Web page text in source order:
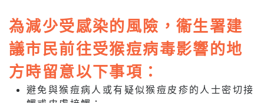
為減少受感染的風險，衞生署建
議市民前往受猴痘病毒影響的地
方時留意以下事項：
避免與猴痘病人或有疑似猴痘皮疹的人士密切接